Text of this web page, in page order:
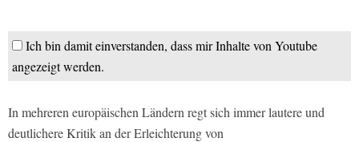
Ich bin damit einverstanden, dass mir Inhalte von Youtube
angezeigt werden.
In mehreren europäischen Ländern regt sich immer lautere und
deutlichere Kritik an der Erleichterung von